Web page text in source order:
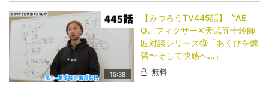
15:38
【みつろうTV445話】〝AE
O〟フィクサー✕天武五十鈴師
匠対談シリーズ⑬「あくびを練
習〜そして快感へ…」
無料